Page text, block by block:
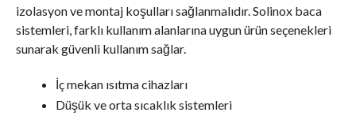
izolasyon ve montaj koşulları sağlanmalıdır. Solinox baca
sistemleri, farklı kullanım alanlarına uygun ürün seçenekleri
sunarak güvenli kullanım sağlar.
İç mekan ısıtma cihazları
Düşük ve orta sıcaklık sistemleri